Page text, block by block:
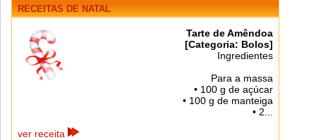
RECEITASDE NATAL
Tarte de Amêndoa
[Categoria: Bolos]
Ingredientes
Para a massa
• 100 g de açúcar
• 100 g de manteiga
• 2...
ver receita